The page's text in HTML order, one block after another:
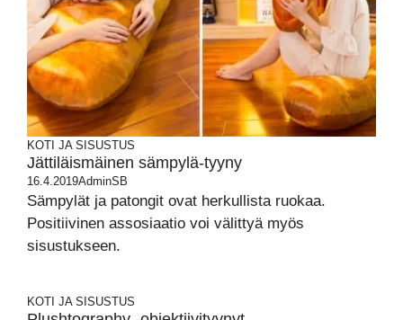
KOTI JA SISUSTUS
Jättiläismäinen sämpylä-tyyny
16.4.2019AdminSB
Sämpylät ja patongit ovat herkullista ruokaa.
Positiivinen assosiaatio voi välittyä myös
sisustukseen.
KOTI JA SISUSTUS